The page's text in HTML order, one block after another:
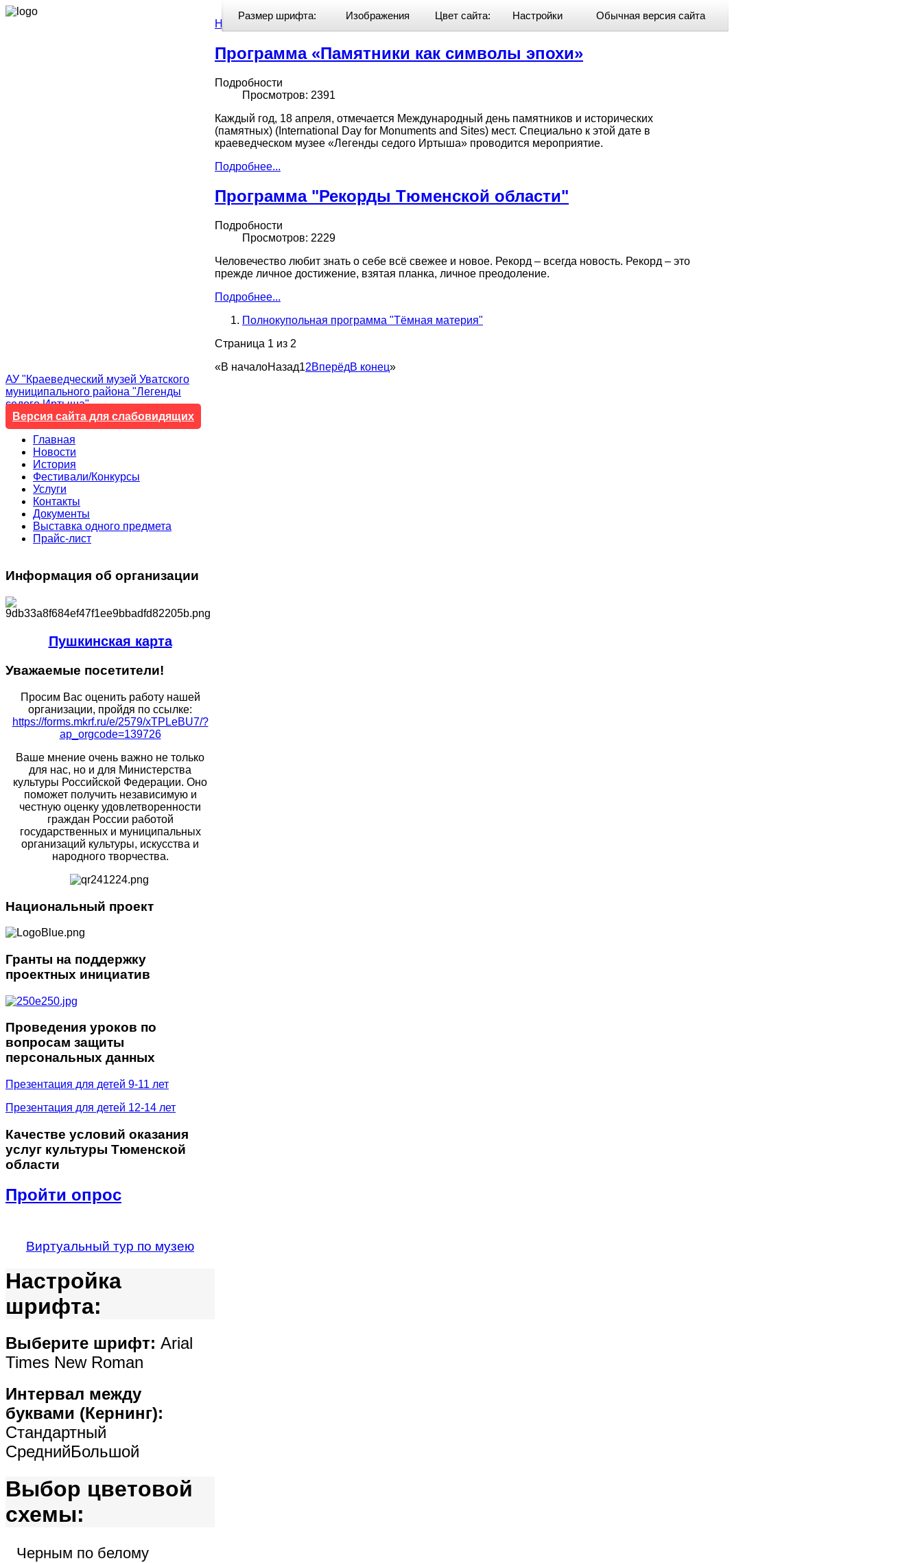
Home Выставка одного предмета Пушкинская карта
Программа «Памятники как символы эпохи»
Подробности
Просмотров: 2391
Каждый год, 18 апреля, отмечается Международный день памятников и исторических
(памятных) (International Day for Monuments and Sites) мест. Специально к этой дате в
краеведческом музее «Легенды седого Иртыша» проводится мероприятие.
Подробнее...
Программа "Рекорды Тюменской области"
Подробности
Просмотров: 2229
Человечество любит знать о себе всё свежее и новое. Рекорд – всегда новость. Рекорд – это
прежде личное достижение, взятая планка, личное преодоление.
Подробнее...
Полнокупольная программа "Тёмная материя"
Страница 1 из 2
«В началоНазад12ВперёдВ конец»
АУ "Краеведческий музей Уватского
муниципального района "Легенды
седого Иртыша"
Версия сайта для слабовидящих
Главная
Новости
История
Фестивали/Конкурсы
Услуги
Контакты
Документы
Выставка одного предмета
Прайс-лист
Информация об организации
Пушкинская карта
Уважаемые посетители!
Просим Вас оценить работу нашей
организации, пройдя по ссылке:
https://forms.mkrf.ru/e/2579/xTPLeBU7/?
ap_orgcode=139726
Ваше мнение очень важно не только
для нас, но и для Министерства
культуры Российской Федерации. Оно
поможет получить независимую и
честную оценку удовлетворенности
граждан России работой
государственных и муниципальных
организаций культуры, искусства и
народного творчества.
Национальный проект
Гранты на поддержку
проектных инициатив
Проведения уроков по
вопросам защиты
персональных данных
Презентация для детей 9-11 лет
Презентация для детей 12-14 лет
Качестве условий оказания
услуг культуры Тюменской
области
Пройти опрос
Виртуальный тур по музею
Размер шрифта: Изображения Цвет сайта: Настройки Обычная версия сайта
Настройка
шрифта:
Выберите шрифт: Arial
Times New Roman
Интервал между
буквами (Кернинг):
Стандартный
СреднийБольшой
Выбор цветовой
схемы:
Черным по белому